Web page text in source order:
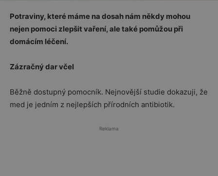
Potraviny, které máme na dosah nám někdy mohou
nejen pomoci zlepšit vaření, ale také pomůžou při
domácím léčení.
Zázračný dar včel
Běžně dostupný pomocník. Nejnovější studie dokazuji, že
med je jedním z nejlepších přírodních antibiotik.
Reklama